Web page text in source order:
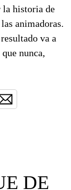
la historia de
las animadoras.
va a
nunca,
DE